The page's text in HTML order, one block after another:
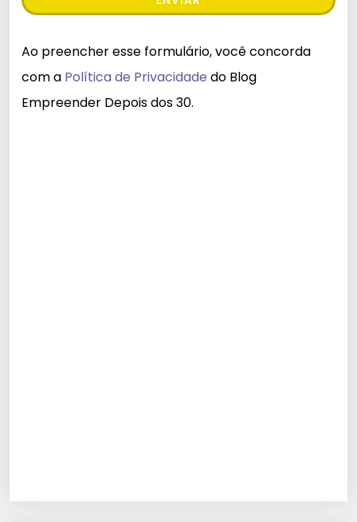
Ao preencher esse formulário, você concorda
com a Política de Privacidade do Blog
Empreender Depois dos 30.